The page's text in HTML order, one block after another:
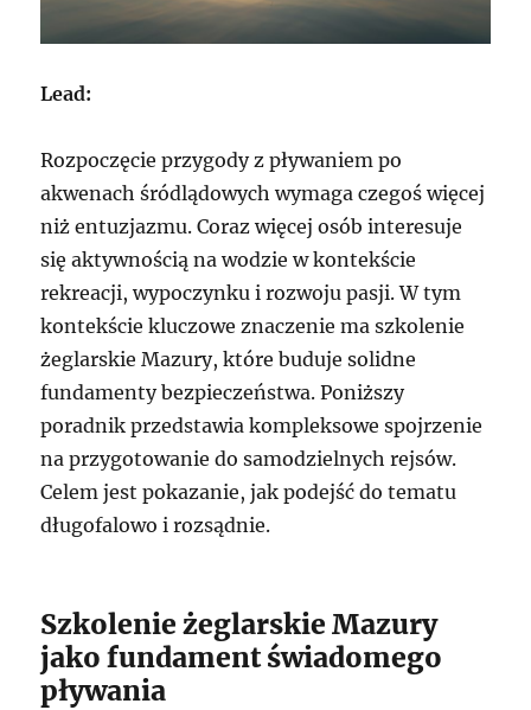
Lead:
Rozpoczęcie przygody z pływaniem po
akwenach śródlądowych wymaga czegoś więcej
niż entuzjazmu. Coraz więcej osób interesuje
się aktywnością na wodzie w kontekście
rekreacji, wypoczynku i rozwoju pasji. W tym
kontekście kluczowe znaczenie ma szkolenie
żeglarskie Mazury, które buduje solidne
fundamenty bezpieczeństwa. Poniższy
poradnik przedstawia kompleksowe spojrzenie
na przygotowanie do samodzielnych rejsów.
Celem jest pokazanie, jak podejść do tematu
długofalowo i rozsądnie.
Szkolenie żeglarskie Mazury
jako fundament świadomego
pływania